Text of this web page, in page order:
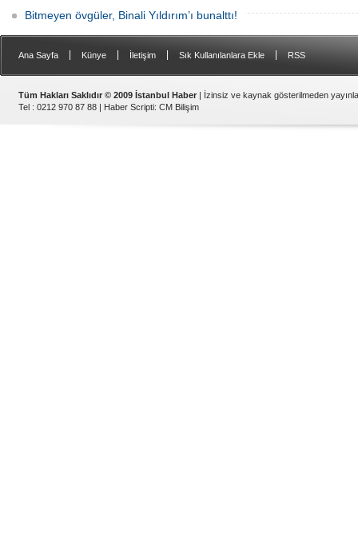
Bitmeyen övgüler, Binali Yıldırım’ı bunalttı!
Ana Sayfa Künye İletişim Sık Kullanılanlara Ekle RSS
Tüm Hakları Saklıdır © 2009 İstanbul Haber | İzinsiz ve kaynak gösterilmeden
Tel : 0212 970 87 88 | Haber Scripti: CM Bilişim